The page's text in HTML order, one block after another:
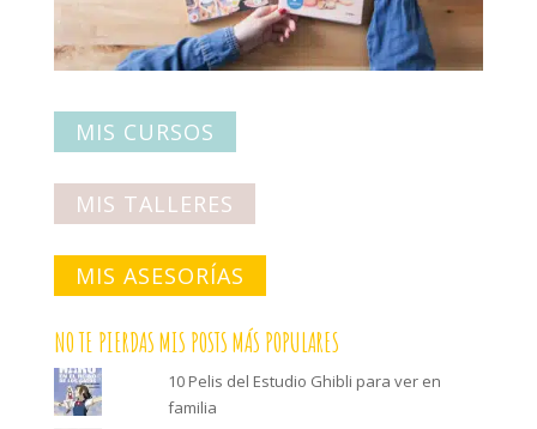
MIS CURSOS
MIS TALLERES
MIS ASESORÍAS
NO TE PIERDAS MIS POSTS MÁS POPULARES
10 Pelis del Estudio Ghibli para ver en
familia